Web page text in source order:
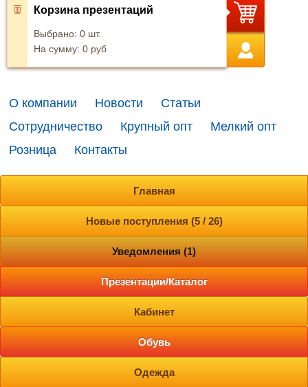
Корзина презентаций
Выбрано: 0 шт.
На сумму: 0 руб
О компании Новости
Статьи
Сотрудничество
Крупный опт
Мелкий опт
Розница
Контакты
Главная
Новые поступления (5 / 26)
Уведомления (1)
Презентации/Каталог
Кабинет
Обувь
Одежда